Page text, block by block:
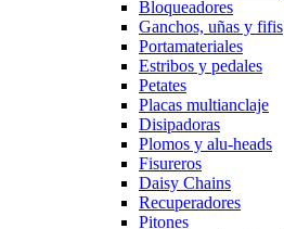
Bloqueadores
Ganchos, uñas y fifis
Portamateriales
Estribos y pedales
Petates
Placas multianclaje
Disipadoras
Plomos y alu-heads
Fisureros
Daisy Chains
Recuperadores
Pitones